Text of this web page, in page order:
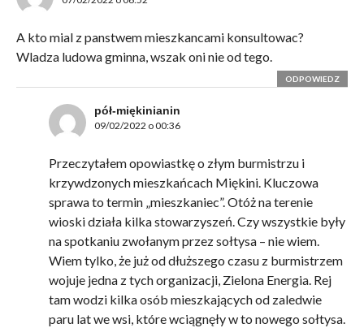
A kto mial z panstwem mieszkancami konsultowac?
Wladza ludowa gminna, wszak oni nie od tego.
ODPOWIEDZ
pół-miękinianin
09/02/2022 o 00:36
Przeczytałem opowiastkę o złym burmistrzu i
krzywdzonych mieszkańcach Miękini. Kluczowa
sprawa to termin „mieszkaniec”. Otóż na terenie
wioski działa kilka stowarzyszeń. Czy wszystkie były
na spotkaniu zwołanym przez sołtysa – nie wiem.
Wiem tylko, że już od dłuższego czasu z burmistrzem
wojuje jedna z tych organizacji, Zielona Energia. Rej
tam wodzi kilka osób mieszkających od zaledwie
paru lat we wsi, które wciągnęły w to nowego sołtysa.